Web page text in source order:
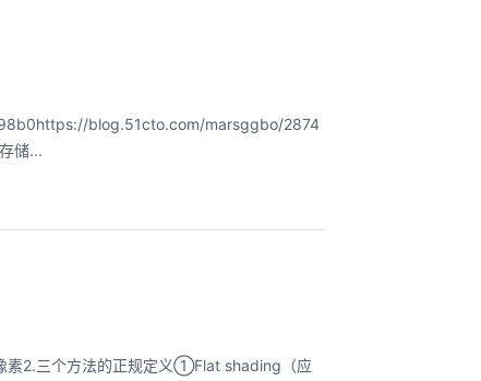
blog.51cto.com/marsggbo/2874
储...
素2.三个方法的正规定义①Flat shading（应